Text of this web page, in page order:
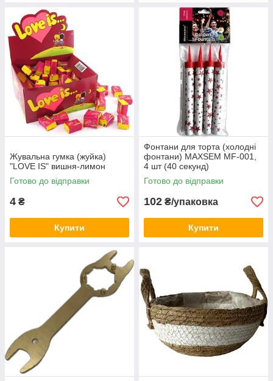
Жувальна гумка (жуйка)
"LOVE IS" вишня-лимон
Готово до відправки
4 ₴
Купити
Фонтани для торта (холодні
фонтани) MAXSEM MF-001,
4 шт (40 секунд)
Готово до відправки
102 ₴/упаковка
Купити